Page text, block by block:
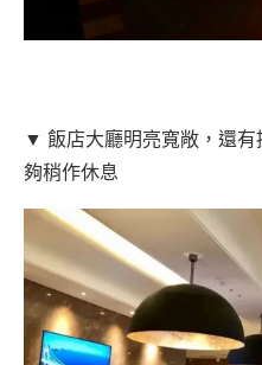
▼ 飯店大廳明亮寬敞，還
夠稍作休息